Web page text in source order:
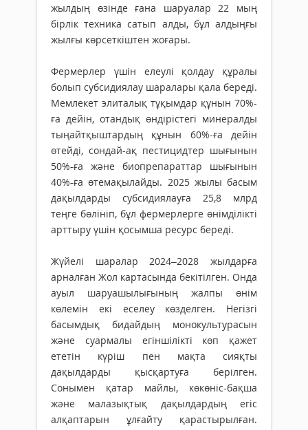
жылдың өзінде ғана шаруалар 22 мың
бірлік техника сатып алды, бұл алдыңғы
жылғы көрсеткіштен жоғары.
Фермерлер үшін елеулі қолдау құралы
болып субсидиялау шаралары қала береді.
Мемлекет элиталық тұқымдар құнын 70%-
ға дейін, отандық өндірістегі минералды
тыңайтқыштардың құнын 60%-ға дейін
өтейді, сондай-ақ пестицидтер шығынын
50%-ға және биопрепараттар шығынын
40%-ға өтемақылайды. 2025 жылы басым
дақылдарды субсидиялауға 25,8 млрд
теңге бөлініп, бұл фермерлерге өнімділікті
арттыру үшін қосымша ресурс береді.
Жүйелі шаралар 2024–2028 жылдарға
арналған Жол картасында бекітілген. Онда
ауыл шаруашылығының жалпы өнім
көлемін екі еселеу көзделген. Негізгі
басымдық бидайдың монокультурасын
және суармалы егіншілікті көп қажет
ететін күріш пен мақта сияқты
дақылдарды қысқартуға берілген.
Сонымен қатар майлы, көкөніс-бақша
және малазықтық дақылдардың егіс
алқаптарын ұлғайту қарастырылған.